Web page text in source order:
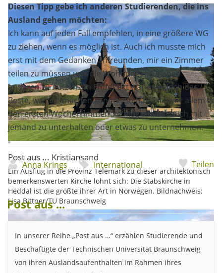
Post aus ... Kristiansand
Ein Ausflug in die Provinz Telemark zu dieser architektonisch
bemerkenswerten Kirche lohnt sich: Die Stabskirche in
Heddal ist die größte ihrer Art in Norwegen. Bildnachweis:
Lisa Bittner/TU Braunschweig
Diesen Tipp gebe ich anderen Studierenden, die ins
Ausland gehen möchten:
Ich kann auf jeden Fall empfehlen, in eine größere WG
zu ziehen, wenn es möglich ist. Auch ich musste mich
erst mit dem Gedanken anfreunden, mir ein Zimmer
teilen zu müssen und die Wohnung mit sieben
anderen zu nutzen. Im Endeffekt war es jedoch das
Beste, was ich machen konnte. So hatte ich vor allem in
den ersten Wochen immer die Möglichkeit, mich mit
jemand zu unterhalten oder etwas zu unternehmen.
Anna Krings International Teilen
Post aus ...
In unserer Reihe „Post aus …“ erzählen Studierende und
Beschäftigte der Technischen Universität Braunschweig
von ihren Auslandsaufenthalten im Rahmen ihres